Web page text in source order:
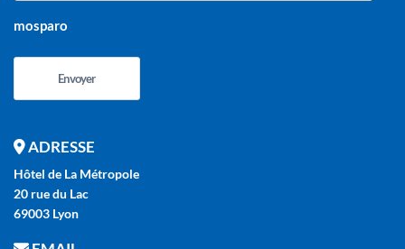
mosparo
Envoyer
ADRESSE
Hôtel de La Métropole
20 rue du Lac
69003 Lyon